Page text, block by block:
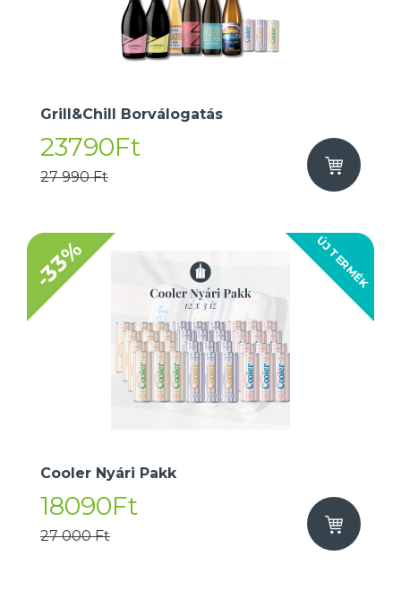
Grill&Chill Borválogatás
23790Ft
27 990 Ft
ÚJ TERMÉK
-33%
Cooler Nyári Pakk
18090Ft
27 000 Ft